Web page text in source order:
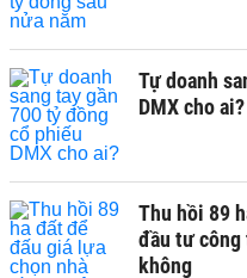
Tự doanh
DMX cho ai?
Thu hồi 89
đầu tư công
không